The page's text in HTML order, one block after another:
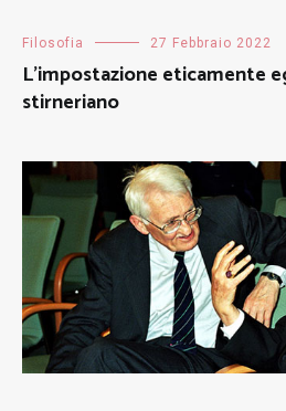
Filosofia 27 Febbraio 2022
L’impostazione eticamente
stirneriano